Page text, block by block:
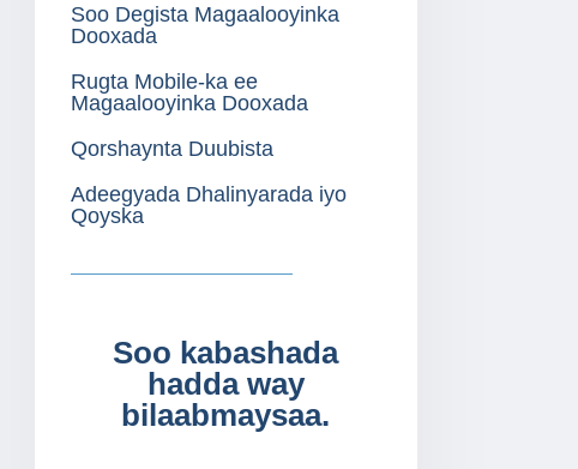
Soo Degista Magaalooyinka
Dooxada
Rugta Mobile-ka ee
Magaalooyinka Dooxada
Qorshaynta Duubista
Adeegyada Dhalinyarada iyo
Qoyska
Soo kabashada
hadda way
bilaabmaysaa.